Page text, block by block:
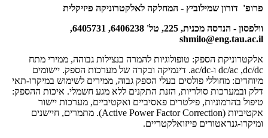
פרופ' דורון שמילוביץ - המחלקה לאלקטרוניקה פיזיקלית
וולפסון - הנדסה מכנית, 225, טל' 6406238, 6405731,
shmilo@eng.tau.ac.il
אלקטרוניקת הספק: טופולוגיות להמרה בנצילות גבוהה, ממירי מתח
dc/dc
,
dc/ac ו‑ac/dc. דינמיקה ובקרה של מערכות הספק. יישומים
מיוחדים: מחוללי פולסים בעלי הספק גבוה, ממירים לשימוש במיקרו-תאי
דלק ובמערכות סולריות, הזנת התקנים ללא מגע חשמלי. איכות ההספק:
טיפול בהרמוניות, פילטרים פאסיביים ואקטיביים, מערכות יישור
אקטיביות (Active Power Factor Correction
(. מתמרים, חיישנים
ומיקרו-גנראטורים פייזואלקטריים.